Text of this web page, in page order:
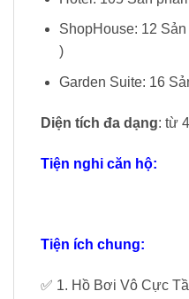
ShopHouse: 12 Sản
)
Garden Suite: 16
Diện tích đa dạng: từ
Tiện nghi căn hộ:
Tiện ích chung:
✅ 1. Hồ Bơi Vô Cực